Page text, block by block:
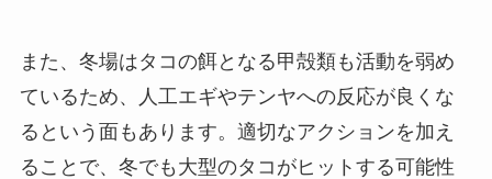
また、冬場はタコの餌となる甲殻類も活動を弱め
ているため、人工エギやテンヤへの反応が良くな
るという面もあります。適切なアクションを加え
ることで、冬でも大型のタコがヒットする可能性